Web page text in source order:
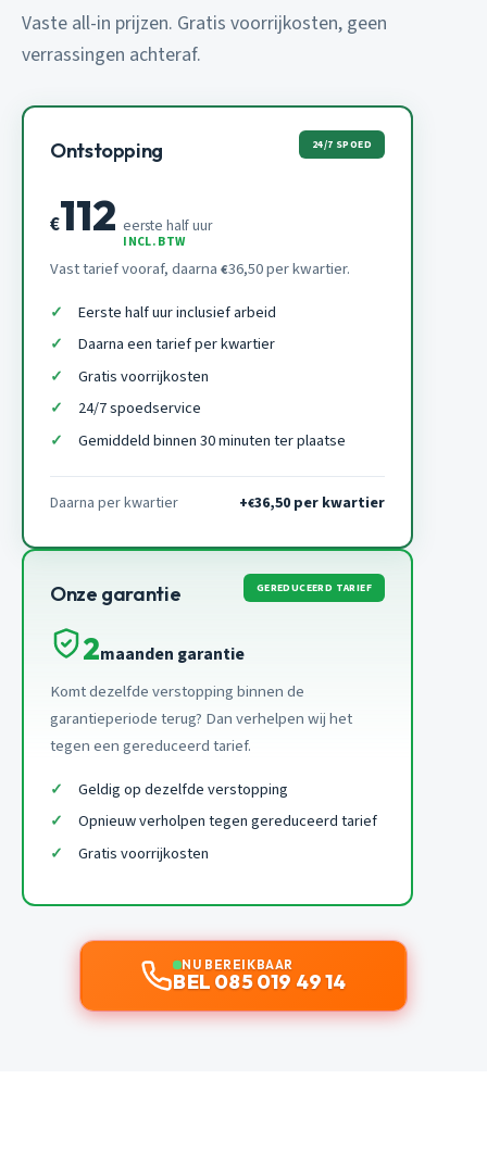
Vaste all-in prijzen. Gratis voorrijkosten, geen
verrassingen achteraf.
Ontstopping 24/7 SPOED
€112 eerste half uur
INCL. BTW
Vast tarief vooraf, daarna €36,50 per kwartier.
Eerste half uur inclusief arbeid
Daarna een tarief per kwartier
Gratis voorrijkosten
24/7 spoedservice
Gemiddeld binnen 30 minuten ter plaatse
Daarna per kwartier +€36,50 per kwartier
Onze garantie GEREDUCEERD TARIEF
2maanden garantie
Komt dezelfde verstopping binnen de
garantieperiode terug? Dan verhelpen wij het
tegen een gereduceerd tarief.
Geldig op dezelfde verstopping
Opnieuw verholpen tegen gereduceerd tarief
Gratis voorrijkosten
NU BEREIKBAAR
BEL 085 019 49 14